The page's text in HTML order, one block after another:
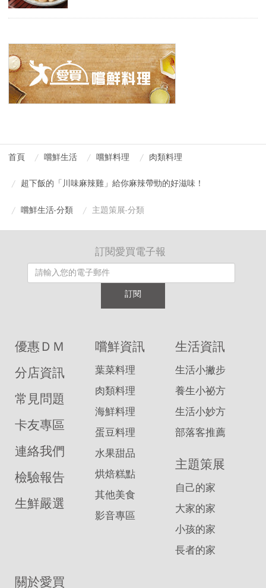
首頁 嚐鮮生活 嚐鮮料理 肉類料理
超下飯的「川味麻辣雞」給你麻辣帶勁的好滋味！
嚐鮮生活-分類 主題策展-分類
訂閱愛買電子報
訂閱
優惠ＤＭ
分店資訊
常見問題
卡友專區
連絡我們
檢驗報告
生鮮嚴選
嚐鮮資訊
葉菜料理
肉類料理
海鮮料理
蛋豆料理
水果甜品
烘焙糕點
其他美食
影音專區
生活資訊
生活小撇步
養生小祕方
生活小妙方
部落客推薦
主題策展
自己的家
大家的家
小孩的家
長者的家
關於愛買